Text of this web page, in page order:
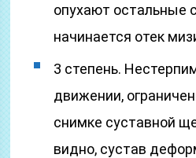
опухают остальные
начинается отек
3 степень.
движении,
снимке суставной
видно, сустав